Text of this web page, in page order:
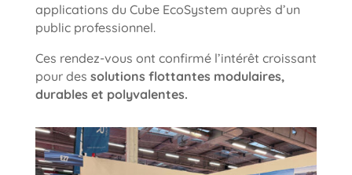
applications du Cube EcoSystem auprès d’un
public professionnel.
Ces rendez-vous ont confirmé l’intérêt croissant
pour des solutions flottantes modulaires,
durables et polyvalentes.